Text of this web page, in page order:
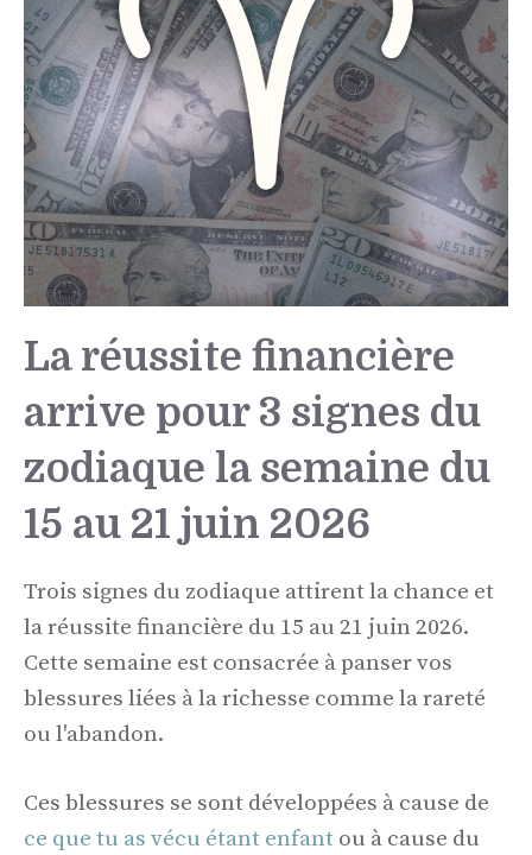
La réussite financière
arrive pour 3 signes du
zodiaque la semaine du
15 au 21 juin 2026
Trois signes du zodiaque attirent la chance et
la réussite financière du 15 au 21 juin 2026.
Cette semaine est consacrée à panser vos
blessures liées à la richesse comme la rareté
ou l'abandon.
Ces blessures se sont développées à cause de
ce que tu as vécu étant enfant ou à cause du